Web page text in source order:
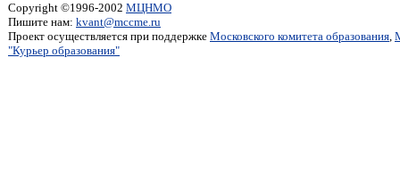
Copyright ©1996-2002 МЦНМО
Пишите нам: kvant@mccme.ru
Проект осуществляется при поддержке Московского комитета образования,
"Курьер образования"